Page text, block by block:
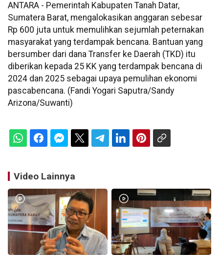
ANTARA - Pemerintah Kabupaten Tanah Datar,
Sumatera Barat, mengalokasikan anggaran sebesar
Rp 600 juta untuk memulihkan sejumlah peternakan
masyarakat yang terdampak bencana. Bantuan yang
bersumber dari dana Transfer ke Daerah (TKD) itu
diberikan kepada 25 KK yang terdampak bencana di
2024 dan 2025 sebagai upaya pemulihan ekonomi
pascabencana. (Fandi Yogari Saputra/Sandy
Arizona/Suwanti)
Video Lainnya